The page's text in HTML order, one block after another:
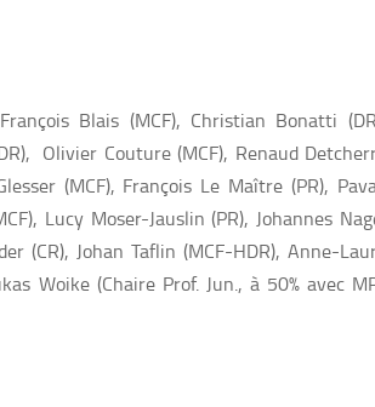
Blais (MCF), Christian Bonatti
Olivier Couture (MCF), Renaud
(MCF), François Le Maître (PR),
Lucy Moser-Jauslin (PR), Johannes
(CR), Johan Taflin (MCF-HDR), Anne-
Woike (Chaire Prof. Jun., à 50% avec